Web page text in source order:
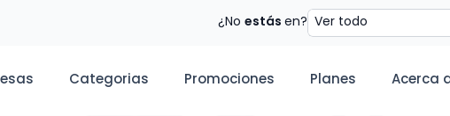
¿No estás en?Estado
Categorias Promociones Planes Acerca